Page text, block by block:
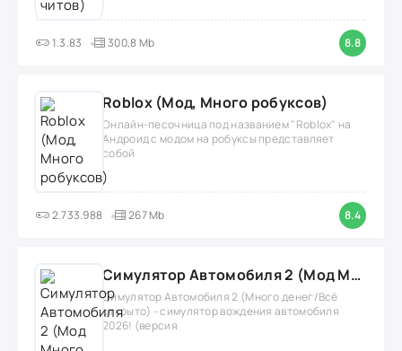
1.3.83 300,8 Mb 8.8
Roblox (Мод, Много робуксов)
Онлайн-песочница под названием "Roblox" на
Андроид с модом на робуксы представляет
собой
2.733.988 267 Mb 8.4
Симулятор Автомобиля 2 (Мод Много денег/Всё открыто)
Симулятор Автомобиля 2 (Много денег/Всё
открыто) - симулятор вождения автомобиля
2026! (версия